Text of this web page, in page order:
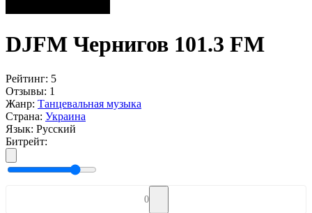
DJFM Чернигов 101.3 FM
Рейтинг: 5
Отзывы: 1
Жанр: Танцевальная музыка
Страна: Украина
Язык: Русский
Битрейт:
0